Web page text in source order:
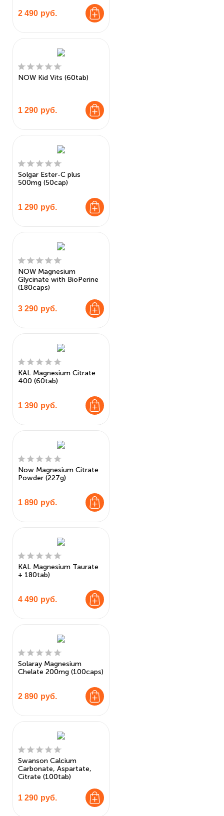
2 490 руб.
NOW Kid Vits (60tab)
1 290 руб.
Solgar Ester-C plus
500mg (50cap)
1 290 руб.
NOW Magnesium
Glycinate with BioPerine
(180caps)
3 290 руб.
KAL Magnesium Citrate
400 (60tab)
1 390 руб.
Now Magnesium Citrate
Powder (227g)
1 890 руб.
KAL Magnesium Taurate
+ 180tab)
4 490 руб.
Solaray Magnesium
Chelate 200mg (100caps)
2 890 руб.
Swanson Calcium
Carbonate, Aspartate,
Citrate (100tab)
1 290 руб.